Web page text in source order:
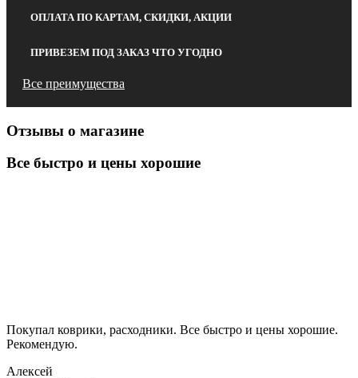
ОПЛАТА ПО КАРТАМ, СКИДКИ, АКЦИИ
ПРИВЕЗЕМ ПОД ЗАКАЗ ЧТО УГОДНО
Все преимущества
Отзывы о магазине
Все быстро и цены хорошие
Покупал коврики, расходники. Все быстро и цены хорошие.
Рекомендую.
Алексей